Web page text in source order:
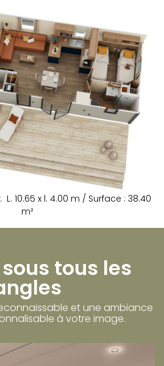
10.65 x l. 4.00 m / Surface : 38.40
m²
sous tous les
et une ambiance
à votre image.